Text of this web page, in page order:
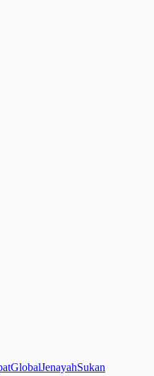
GlobalJenayahSukan